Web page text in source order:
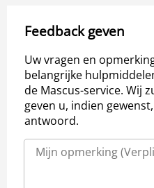
Feedback geven
Uw vragen en
belangrijke
de Mascus-service. Wij
geven u, indien
antwoord.